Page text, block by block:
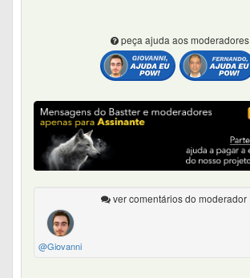
peça ajuda aos moderadores
ver comentários do moderador
@Giovanni